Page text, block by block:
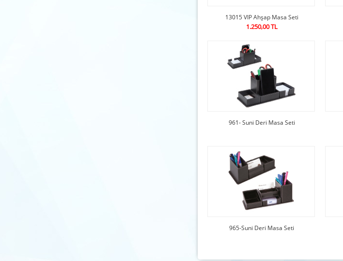
13015 VIP Ahşap Masa Seti
1.250,00 TL
961- Suni Deri Masa Seti
965-Suni Deri Masa Seti